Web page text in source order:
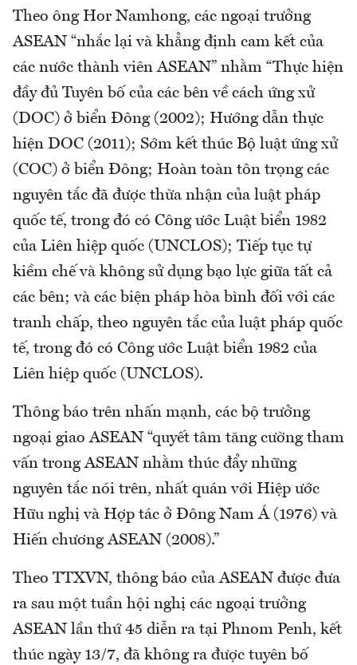
Theo ông Hor Namhong, các ngoại trưởng
ASEAN “nhắc lại và khẳng định cam kết của
các nước thành viên ASEAN” nhằm “Thực hiện
đầy đủ Tuyên bố của các bên về cách ứng xử
(DOC) ở biển Đông (2002); Hướng dẫn thực
hiện DOC (2011); Sớm kết thúc Bộ luật ứng xử
(COC) ở biển Đông; Hoàn toàn tôn trọng các
nguyên tắc đã được thừa nhận của luật pháp
quốc tế, trong đó có Công ước Luật biển 1982
của Liên hiệp quốc (UNCLOS); Tiếp tục tự
kiềm chế và không sử dụng bạo lực giữa tất cả
các bên; và các biện pháp hòa bình đối với các
tranh chấp, theo nguyên tắc của luật pháp quốc
tế, trong đó có Công ước Luật biển 1982 của
Liên hiệp quốc (UNCLOS).
Thông báo trên nhấn mạnh, các bộ trưởng
ngoại giao ASEAN “quyết tâm tăng cường tham
vấn trong ASEAN nhằm thúc đẩy những
nguyên tắc nói trên, nhất quán với Hiệp ước
Hữu nghị và Hợp tác ở Đông Nam Á (1976) và
Hiến chương ASEAN (2008).”
Theo TTXVN, thông báo của ASEAN được đưa
ra sau một tuần hội nghị các ngoại trưởng
ASEAN lần thứ 45 diễn ra tại Phnom Penh, kết
thúc ngày 13/7, đã không ra được tuyên bố